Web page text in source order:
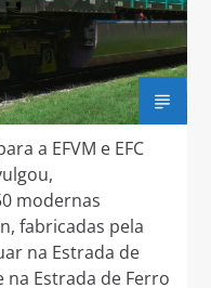
a EFVM e EFC
modernas
fabricadas pela
na Estrada de
na Estrada de Ferro